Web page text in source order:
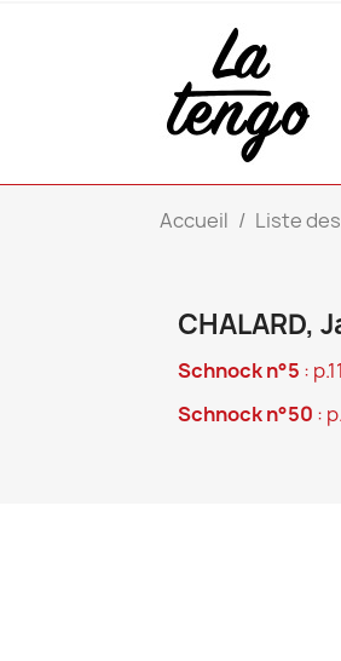
Accueil Liste
CHALARD,
Schnock n°5 :
Schnock n°50 :